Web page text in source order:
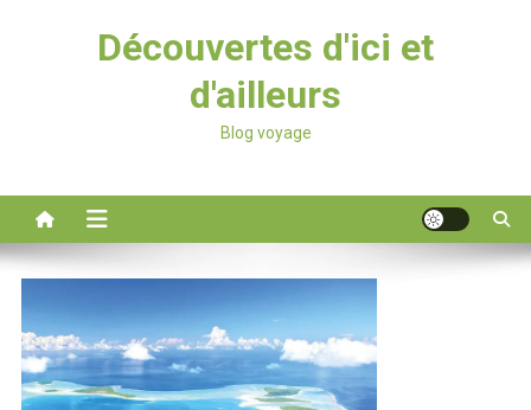
Découvertes d'ici et
d'ailleurs
Blog voyage